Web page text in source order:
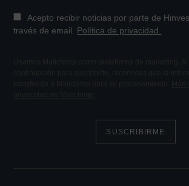
Acepto recibir noticias por parte de
través de email. Política de privacidad.